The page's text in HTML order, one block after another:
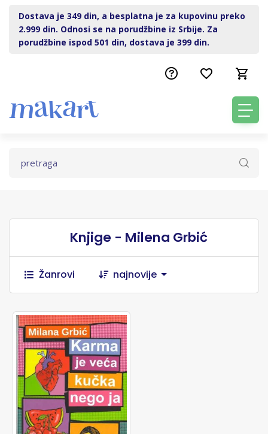
Dostava je 349 din, a besplatna je za kupovinu preko
2.999 din. Odnosi se na porudžbine iz Srbije. Za
porudžbine ispod 501 din, dostava je 399 din.
Knjige - Milena Grbić
Žanrovi najnovije